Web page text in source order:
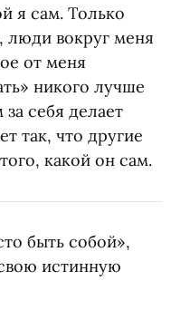
я сам. Только
люди вокруг меня
от меня
никого лучше
себя делает
так, что другие
какой он сам.
быть собой»,
истинную